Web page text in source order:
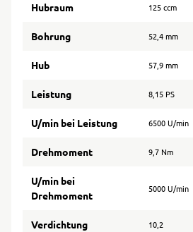
Hubraum 125 ccm
Bohrung 52,4 mm
Hub 57,9 mm
Leistung 8,15 PS
U/min bei Leistung 6500 U/min
Drehmoment 9,7 Nm
U/min bei
Drehmoment
5000 U/min
Verdichtung 10,2